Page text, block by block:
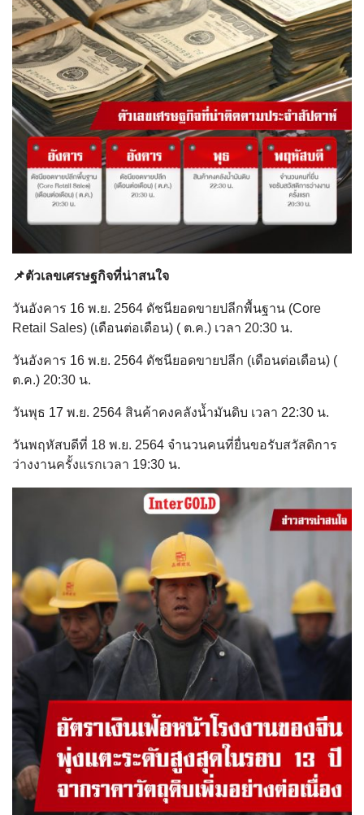
📌ตัวเลขเศรษฐกิจที่น่าสนใจ
วันอังคาร 16 พ.ย. 2564 ดัชนียอดขายปลีกพื้นฐาน (Core
Retail Sales) (เดือนต่อเดือน) ( ต.ค.) เวลา 20:30 น.
วันอังคาร 16 พ.ย. 2564 ดัชนียอดขายปลีก (เดือนต่อเดือน) (
ต.ค.) 20:30 น.
วันพุธ 17 พ.ย. 2564 สินค้าคงคลังน้ำมันดิบ เวลา 22:30 น.
วันพฤหัสบดีที่ 18 พ.ย. 2564 จำนวนคนที่ยื่นขอรับสวัสดิการ
ว่างงานครั้งแรกเวลา 19:30 น.